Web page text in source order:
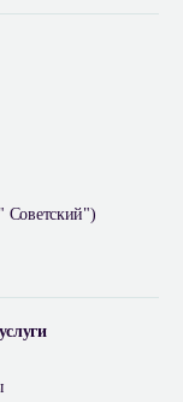
Советский")